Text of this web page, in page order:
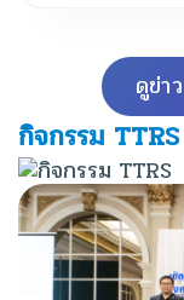
ดูข่า
กิจกรรม TTRS